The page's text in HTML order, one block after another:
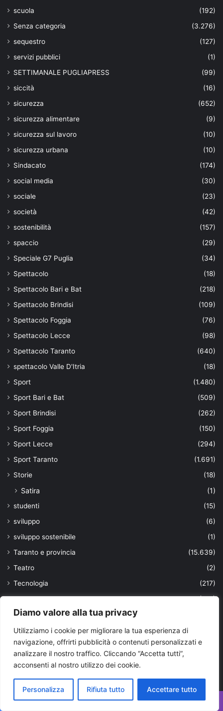
Diamo valore alla tua privacy
Utilizziamo i cookie per migliorare la tua esperienza di
navigazione, offrirti pubblicità o contenuti personalizzati e
analizzare il nostro traffico. Cliccando “Accetta tutti”,
acconsenti al nostro utilizzo dei cookie.
Personalizza Rifiuta tutto Accettare tutto
scuola
(192)
Senza categoria
(3.276)
sequestro
(127)
servizi pubblici
(1)
SETTIMANALE PUGLIAPRESS
(99)
siccità
(16)
sicurezza
(652)
sicurezza alimentare
(9)
sicurezza sul lavoro
(10)
sicurezza urbana
(10)
Sindacato
(174)
social media
(30)
sociale
(23)
società
(42)
sostenibilità
(157)
spaccio
(29)
Speciale G7 Puglia
(34)
Spettacolo
(18)
Spettacolo Bari e Bat
(218)
Spettacolo Brindisi
(109)
Spettacolo Foggia
(76)
Spettacolo Lecce
(98)
Spettacolo Taranto
(640)
spettacolo Valle D'Itria
(18)
Sport
(1.480)
Sport Bari e Bat
(509)
Sport Brindisi
(262)
Sport Foggia
(150)
Sport Lecce
(294)
Sport Taranto
(1.691)
Storie
(18)
Satira (1)
studenti
(15)
sviluppo
(6)
sviluppo sostenibile
(1)
Taranto e provincia
(15.639)
Teatro
(2)
Tecnologia
(217)
Tendenze
(107)
Territorio
Top News
trasporti
(170)
ultimissime
(1.901)